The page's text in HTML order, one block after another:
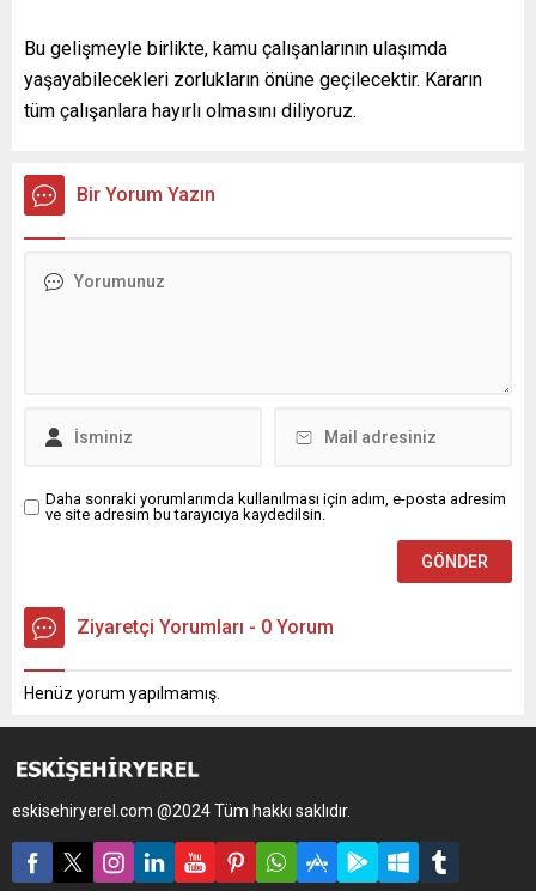
Bu gelişmeyle birlikte, kamu çalışanlarının ulaşımda
yaşayabilecekleri zorlukların önüne geçilecektir. Kararın
tüm çalışanlara hayırlı olmasını diliyoruz.
Bir Yorum Yazın
Daha sonraki yorumlarımda kullanılması için adım, e-posta adresim
ve site adresim bu tarayıcıya kaydedilsin.
Ziyaretçi Yorumları - 0 Yorum
Henüz yorum yapılmamış.
eskisehiryerel.com @2024 Tüm hakkı saklıdır.